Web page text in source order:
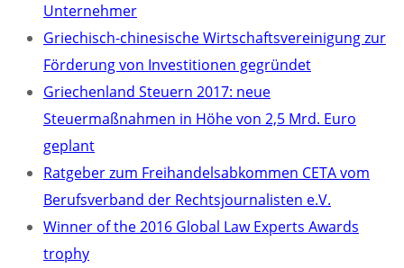
Unternehmer
Griechisch-chinesische Wirtschaftsvereinigung zur
Förderung von Investitionen gegründet
Griechenland Steuern 2017: neue
Steuermaßnahmen in Höhe von 2,5 Mrd. Euro
geplant
Ratgeber zum Freihandelsabkommen CETA vom
Berufsverband der Rechtsjournalisten e.V.
Winner of the 2016 Global Law Experts Awards
trophy